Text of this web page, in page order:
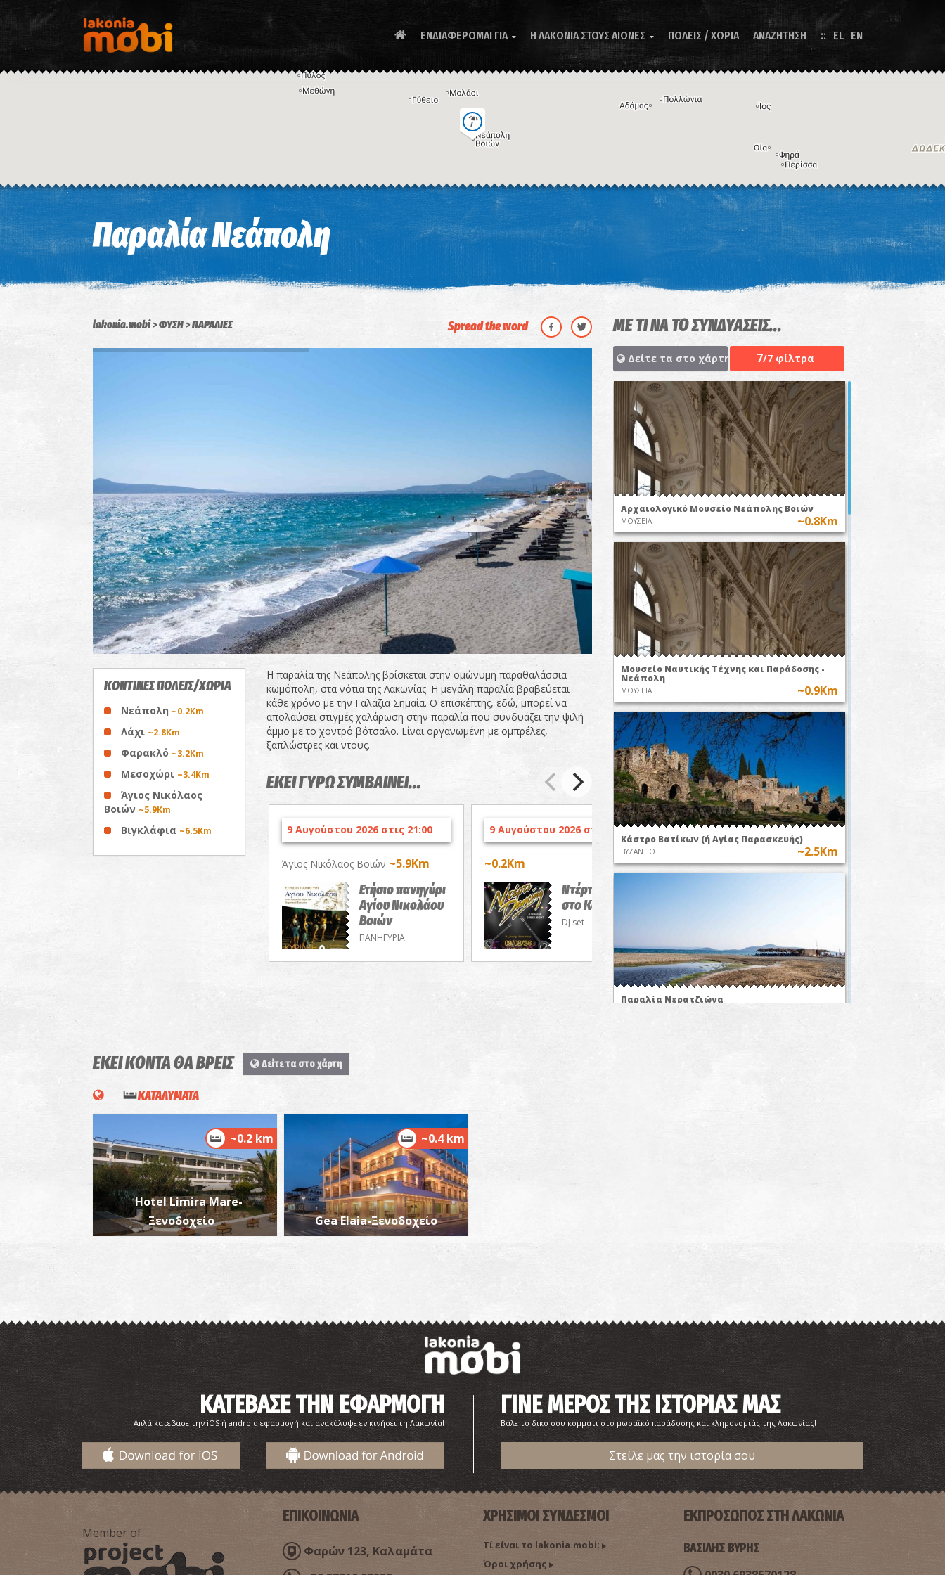
ΕΝΔΙΑΦΕΡΟΜΑΙ ΓΙΑ  Η ΛΑΚΩΝΙΑ ΣΤΟΥΣ ΑΙΩΝΕΣ  ΠΟΛΕΙΣ / ΧΩΡΙΑ ΑΝΑΖΗΤΗΣΗ EL EN
Συντομεύσεις πληκτρολογίου Η εικόνα ενδέχεται να υπόκειται σε πνευματικά δικαιώματα Όροι
Παραλία Νεάπολη
lakonia.mobi ΦΥΣΗ ΠΑΡΑΛΙΕΣ Spread the word
ΚΟΝΤΙΝΕΣ ΠΟΛΕΙΣ/ΧΩΡΙΑ
Νεάπολη ~0.2Km
Λάχι ~2.8Km
Φαρακλό ~3.2Km
Μεσοχώρι ~3.4Km
Άγιος Νικόλαος
Βοιών ~5.9Km
Βιγκλάφια ~6.5Km
Η παραλία της Νεάπολης βρίσκεται στην ομώνυμη παραθαλάσσια
κωμόπολη, στα νότια της Λακωνίας. Η μεγάλη παραλία βραβεύεται
κάθε χρόνο με την Γαλάζια Σημαία. Ο επισκέπτης, εδώ, μπορεί να
απολαύσει στιγμές χαλάρωση στην παραλία που συνδυάζει την ψιλή
άμμο με το χοντρό βότσαλο. Είναι οργανωμένη με ομπρέλες,
ξαπλώστρες και ντους.
ΕΚΕΙ ΓΥΡΩ ΣΥΜΒΑΙΝΕΙ...
9 Αυγούστου 2026 στις 21:00
Άγιος Νικόλαος Βοιών ~5.9Km
Ετήσιο πανηγύρι
Αγίου Νικολάου
Βοιών
ΠΑΝΗΓΥΡΙΑ
9 Αυγούστου 2026 στις 23:00
~0.2Km
Ντέρτι Dancing
στο Καρνάγιο
DJ set
ΜΕ ΤΙ ΝΑ ΤΟ ΣΥΝΔΥΑΣΕΙΣ...
Δείτε τα στο χάρτη 7/7 φίλτρα
Αρχαιολογικό Μουσείο Νεάπολης Βοιών
ΜΟΥΣΕΙΑ ~0.8Km
Μουσείο Ναυτικής Τέχνης και Παράδοσης -
Nεάπολη
ΜΟΥΣΕΙΑ ~0.9Km
Κάστρο Βατίκων (ή Αγίας Παρασκευής)
ΒΥΖΑΝΤΙΟ ~2.5Km
Παραλία Νερατζιώνα
Παυλοπέτρι
ΑΡΧΑΙΟΙ ΧΡΟΝΟΙ ~6Km
Η πυραμίδα των Βιγκλαφίων
ΙΔΙΑΙΤΕΡΕΣ ΘΕΣΕΙΣ ~6.1Km
ΕΚΕΙ ΚΟΝΤΑ ΘΑ ΒΡΕΙΣ Δείτε τα στο χάρτη
ΚΑΤΑΛΥΜΑΤΑ
~0.2 km
Hotel Limira Mare-
Ξενοδοχείο
~0.4 km
Gea Elaia-Ξενοδοχείο
ΚΑΤΕΒΑΣΕ ΤΗΝ ΕΦΑΡΜΟΓΗ
Απλά κατέβασε την iOS ή android εφαρμογή και ανακάλυψε εν κινήσει τη Λακωνία!
ΓΙΝΕ ΜΕΡΟΣ ΤΗΣ ΙΣΤΟΡΙΑΣ ΜΑΣ
Βάλε το δικό σου κομμάτι στο μωσαϊκό παράδοσης και κληρονομιάς της Λακωνίας!
Στείλε μας την ιστορία σου
Member of
ΕΠΙΚΟΙΝΩΝΙΑ
Φαρών 123, Καλαμάτα
ΧΡΗΣΙΜΟΙ ΣΥΝΔΕΣΜΟΙ
Τί είναι το lakonia.mobi;
Όροι χρήσης
ΕΚΠΡΟΣΩΠΟΣ ΣΤΗ ΛΑΚΩΝΙΑ
ΒΑΣΙΛΗΣ ΒΥΡΗΣ